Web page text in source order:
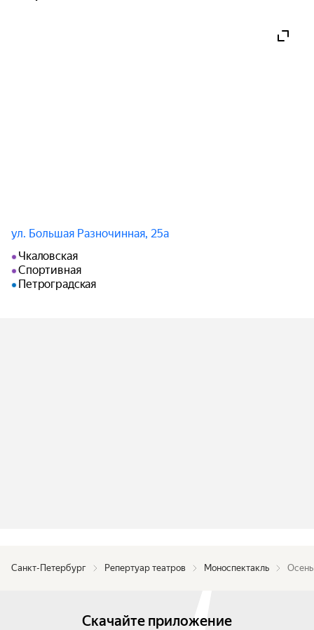
ул. Большая Разночинная, 25а
Чкаловская
Спортивная
Петроградская
Санкт-Петербург Репертуар театров Моноспектакль
Скачайте приложение